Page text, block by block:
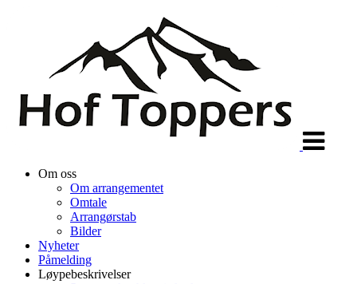
Om oss
Om arrangementet
Omtale
Arrangørstab
Bilder
Nyheter
Påmelding
Løypebeskrivelser